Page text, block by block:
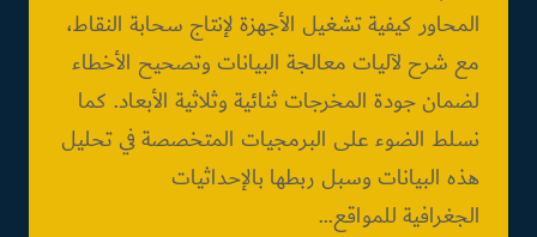
المحاور كيفية تشغيل الأجهزة لإنتاج سحابة النقاط،
مع شرح لآليات معالجة البيانات وتصحيح الأخطاء
لضمان جودة المخرجات ثنائية وثلاثية الأبعاد. كما
نسلط الضوء على البرمجيات المتخصصة في تحليل
هذه البيانات وسبل ربطها بالإحداثيات
الجغرافية للمواقع…